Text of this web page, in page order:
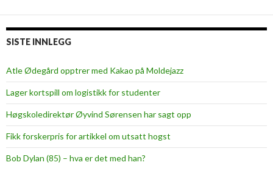
r
e
r
t
e
SISTE INNLEGG
Atle Ødegård opptrer med Kakao på Moldejazz
Lager kortspill om logistikk for studenter
Høgskoledirektør Øyvind Sørensen har sagt opp
Fikk forskerpris for artikkel om utsatt hogst
Bob Dylan (85) – hva er det med han?